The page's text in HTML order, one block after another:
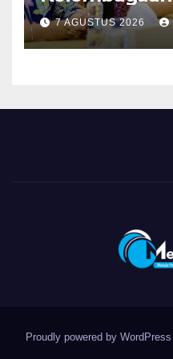
dan BPOM
Pelayanan
Obat Aman
7 AGUSTUS 2026
Proudly powered by WordPress